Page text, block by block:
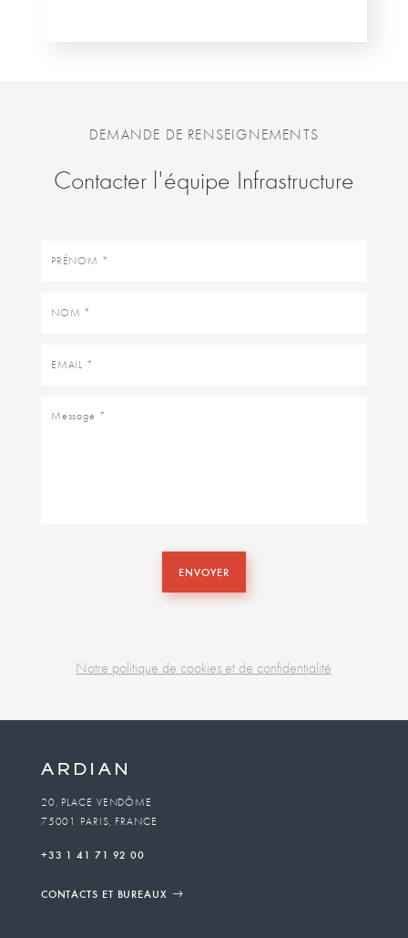
DEMANDE DE RENSEIGNEMENTS
Contacter l'équipe Infrastructure
Prénom
Nom
Email
Message
ENVOYER
Notre politique de cookies et de confidentialité
unit
To
email
20, PLACE VENDÔME
75001 PARIS, FRANCE
+33 1 41 71 92 00
CONTACTS ET BUREAUX